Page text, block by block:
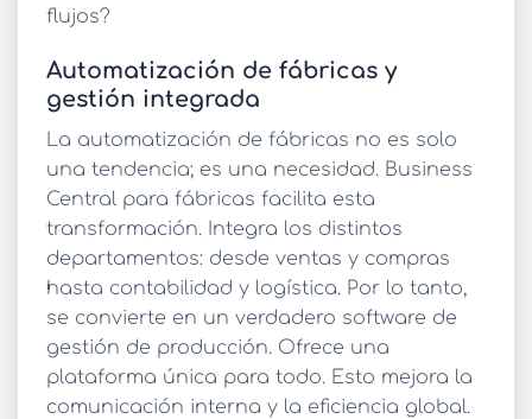
flujos?
Automatización de fábricas y
gestión integrada
La automatización de fábricas no es solo
una tendencia; es una necesidad. Business
Central para fábricas facilita esta
transformación. Integra los distintos
departamentos: desde ventas y compras
hasta contabilidad y logística. Por lo tanto,
se convierte en un verdadero software de
gestión de producción. Ofrece una
plataforma única para todo. Esto mejora la
comunicación interna y la eficiencia global.